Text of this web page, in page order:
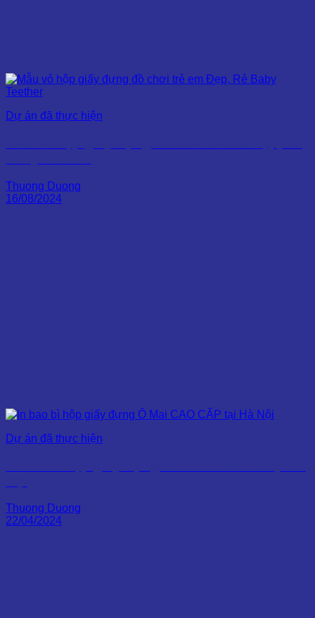
Dự án đã thực hiện
Thuong Duong
16/08/2024
Dự án đã thực hiện
Thuong Duong
22/04/2024